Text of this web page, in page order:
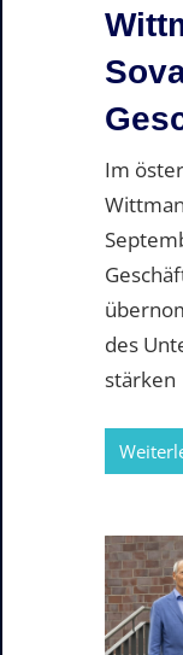
Im
des
stärken